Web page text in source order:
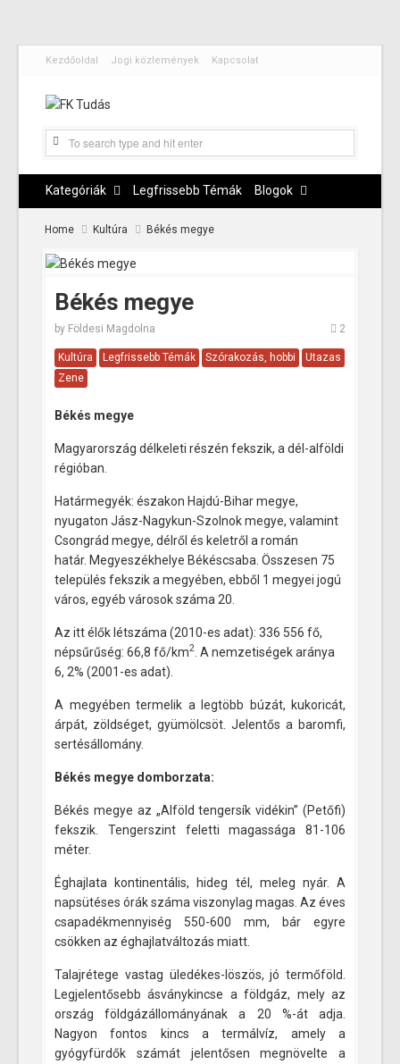
Kezdőoldal Jogi közlemények Kapcsolat
Kategóriák Legfrissebb Témák Blogok
Home Kultúra Békés megye
Békés megye
by Földesi Magdolna 2
Kultúra Legfrissebb Témák Szórakozás, hobbi
Utazas
Zene
Békés megye
Magyarország délkeleti részén fekszik, a dél-alföldi
régióban.
Határmegyék: északon Hajdú-Bihar megye,
nyugaton Jász-Nagykun-Szolnok megye, valamint
Csongrád megye, délről és keletről a román
határ. Megyeszékhelye Békéscsaba. Összesen 75
település fekszik a megyében, ebből 1 megyei jogú
város, egyéb városok száma 20.
Az itt élők létszáma (2010-es adat): 336 556 fő,
népsűrűség: 66,8 fő/km2 . A nemzetiségek aránya
6, 2% (2001-es adat).
A megyében termelik a legtöbb búzát, kukoricát,
árpát, zöldséget, gyümölcsöt. Jelentős a baromfi,
sertésállomány.
Békés megye d omborzata:
Békés megye az „Alföld tengersík vidékin” (Petőfi)
fekszik. Tengerszint feletti magassága 81-106
méter.
Éghajlata kontinentális, hideg tél, meleg nyár. A
napsütéses órák száma viszonylag magas. Az éves
csapadékmennyiség 550-600 mm, bár egyre
csökken az éghajlatváltozás miatt.
Talajrétege vastag üledékes-löszös, jó termőföld.
Legjelentősebb ásványkincse a földgáz, mely az
ország földgázállományának a 20 %-át adja.
Nagyon fontos kincs a termálvíz, amely a
gyógyfürdők számát jelentősen megnövelte a